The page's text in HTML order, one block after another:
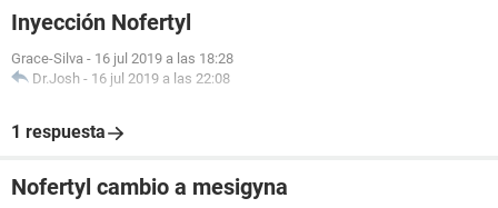
Inyección Nofertyl
Grace-Silva - 16 jul 2019 a las 18:28
Dr.Josh - 16 jul 2019 a las 22:08
1 respuesta
Nofertyl cambio a mesigyna